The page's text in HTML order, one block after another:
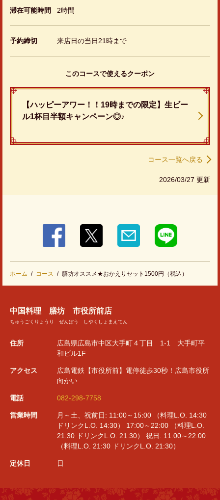
滞在可能時間 2時間
予約締切 来店日の当日21時まで
このコースで使えるクーポン
【ハッピーアワー！！19時までの限定】生ビー
ル1杯目半額キャンペーン◎♪
コース一覧へ戻る
2026/03/27 更新
ホーム コース 膳坊オススメ★おかえりセット1500円（税込）
中国料理 膳坊 市役所前店
ちゅうごくりょうり ぜんぼう しやくしょまえてん
住所
広島県広島市中区大手町４丁目 1-1 大手町平
和ビル1F
アクセス
広島電鉄【市役所前】電停徒歩30秒！広島市役所
向かい
電話 082-298-7758
営業時間
月～土、祝前日: 11:00～15:00 （料理L.O. 14:30
ドリンクL.O. 14:30） 17:00～22:00 （料理L.O.
21:30 ドリンクL.O. 21:30） 祝日: 11:00～22:00
（料理L.O. 21:30 ドリンクL.O. 21:30）
定休日 日